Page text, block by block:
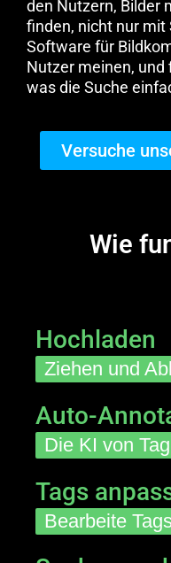
den Nutzern, Bilder
finden, nicht nur mit
Software für
Nutzer meinen, und
was die Suche
Versuche
Wie
Hochladen
Auto-
Tags